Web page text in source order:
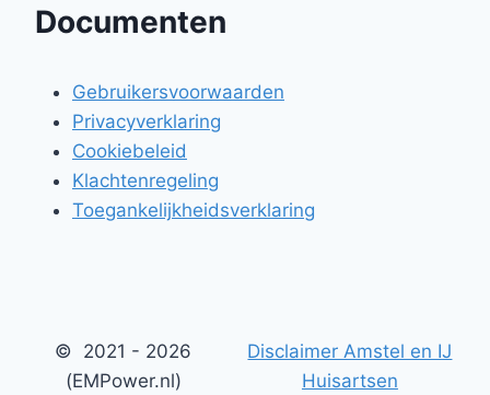
Documenten
Gebruikersvoorwaarden
Privacyverklaring
Cookiebeleid
Klachtenregeling
Toegankelijkheidsverklaring
© 2021 - 2026
(EMPower.nl)
Disclaimer Amstel en IJ
Huisartsen